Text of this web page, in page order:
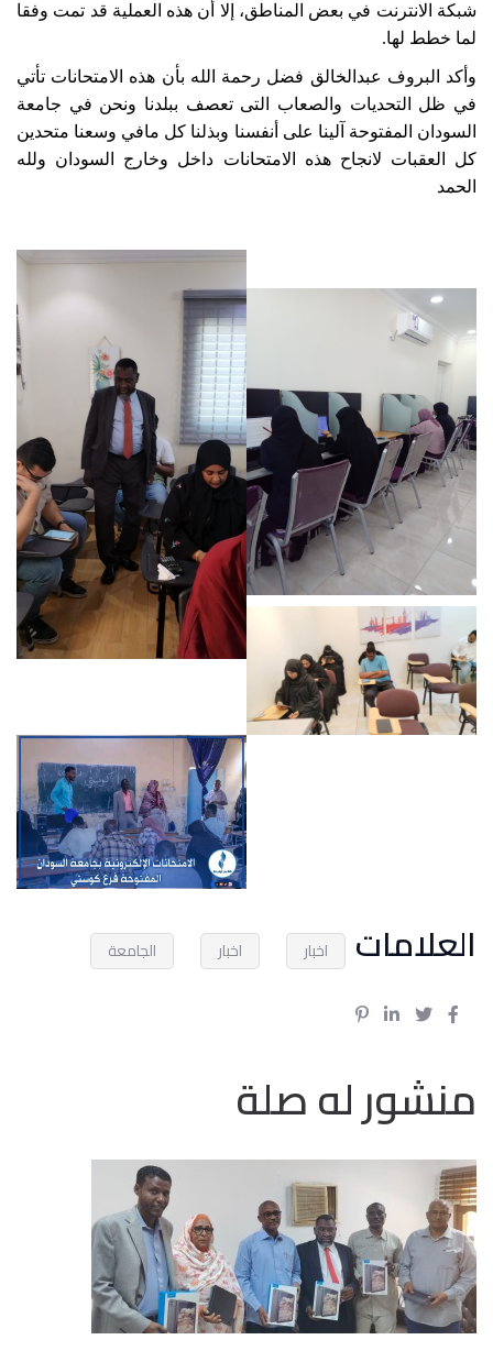
شبكة الانترنت في بعض المناطق، إلا أن هذه العملية قد تمت وفقا
لما خطط لها.
وأكد البروف عبدالخالق فضل رحمة الله بأن هذه الامتحانات تأتي
في ظل التحديات والصعاب التى تعصف ببلدنا ونحن في جامعة
السودان المفتوحة آلينا على أنفسنا وبذلنا كل مافي وسعنا متحدين
كل العقبات لانجاح هذه الامتحانات داخل وخارج السودان ولله
الحمد
العلامات اخبار اخبار الجامعة
منشور له صلة